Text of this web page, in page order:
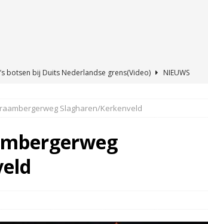
botsen bij Duits Nederlandse grens(Video)
NIEUWS
en wagen met stro in de brand in Oosterhesselen(Video)
brand in Wijster(Video)
NIEUWS
aangevaren op Schildmeer Steendam(Video)
Slagharen/Kerkenveld